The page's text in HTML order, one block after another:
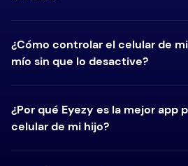
¿Cómo controlar el celular de
mío sin que lo desactive?
¿Por qué Eyezy es la mejor app
celular de mi hijo?